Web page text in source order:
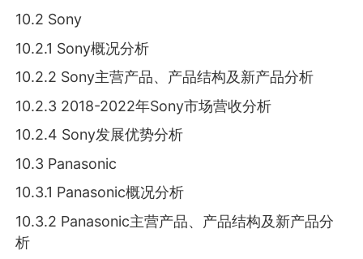
10.2 Sony
10.2.1 Sony概况分析
10.2.2 Sony主营产品、产品结构及新产品分析
10.2.3 2018-2022年Sony市场营收分析
10.2.4 Sony发展优势分析
10.3 Panasonic
10.3.1 Panasonic概况分析
10.3.2 Panasonic主营产品、产品结构及新产品分
析